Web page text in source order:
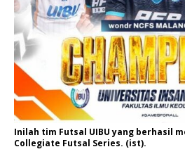
Inilah tim Futsal UIBU yang berhasil
Collegiate Futsal Series. (ist).